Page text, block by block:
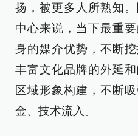
扬，被更多人所熟知
中心来说，当下最重
身的媒介优势，不断
丰富文化品牌的外延
区域形象构建，不断
金、技术流入。